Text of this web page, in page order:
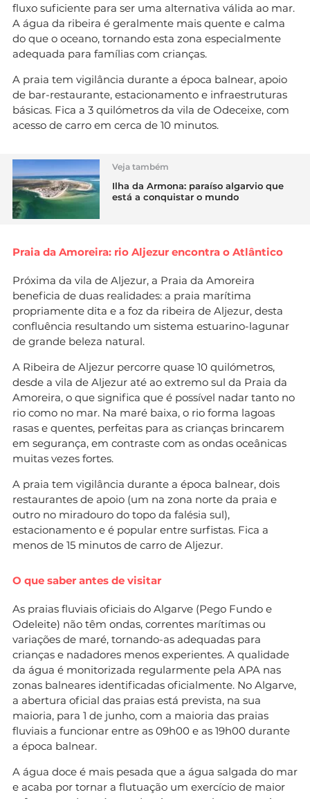
fluxo suficiente para ser uma alternativa válida ao mar.
A água da ribeira é geralmente mais quente e calma
do que o oceano, tornando esta zona especialmente
adequada para famílias com crianças.
A praia tem vigilância durante a época balnear, apoio
de bar-restaurante, estacionamento e infraestruturas
básicas. Fica a 3 quilómetros da vila de Odeceixe, com
acesso de carro em cerca de 10 minutos.
Veja também
Ilha da Armona: paraíso algarvio que
está a conquistar o mundo
Praia da Amoreira: rio Aljezur encontra o Atlântico
Próxima da vila de Aljezur, a Praia da Amoreira
beneficia de duas realidades: a praia marítima
propriamente dita e a foz da ribeira de Aljezur, desta
confluência resultando um sistema estuarino-lagunar
de grande beleza natural.
A Ribeira de Aljezur percorre quase 10 quilómetros,
desde a vila de Aljezur até ao extremo sul da Praia da
Amoreira, o que significa que é possível nadar tanto no
rio como no mar. Na maré baixa, o rio forma lagoas
rasas e quentes, perfeitas para as crianças brincarem
em segurança, em contraste com as ondas oceânicas
muitas vezes fortes.
A praia tem vigilância durante a época balnear, dois
restaurantes de apoio (um na zona norte da praia e
outro no miradouro do topo da falésia sul),
estacionamento e é popular entre surfistas. Fica a
menos de 15 minutos de carro de Aljezur.
O que saber antes de visitar
As praias fluviais oficiais do Algarve (Pego Fundo e
Odeleite) não têm ondas, correntes marítimas ou
variações de maré, tornando-as adequadas para
crianças e nadadores menos experientes. A qualidade
da água é monitorizada regularmente pela APA nas
zonas balneares identificadas oficialmente. No Algarve,
a abertura oficial das praias está prevista, na sua
maioria, para 1 de junho, com a maioria das praias
fluviais a funcionar entre as 09h00 e as 19h00 durante
a época balnear.
A água doce é mais pesada que a água salgada do mar
e acaba por tornar a flutuação um exercício de maior